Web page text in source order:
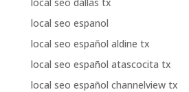
local seo espanol
local seo español aldine tx
local seo español atascocita tx
local seo español channelview tx